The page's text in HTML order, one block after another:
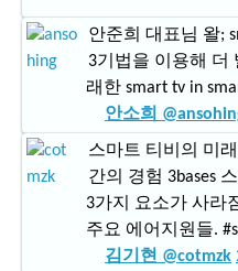
안준희 대표님 왈;
3기법을 이용해 더
래한 smart tv in
안소희
스마트 티비의 미
간의 경험 3bases
3가지 요소가 사라
주요 에어지원들.
김기현 @cotmzk